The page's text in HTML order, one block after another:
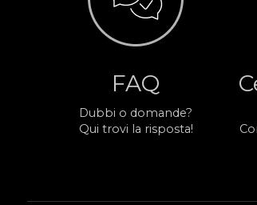
FAQ
Dubbi o domande?
Qui trovi la risposta!